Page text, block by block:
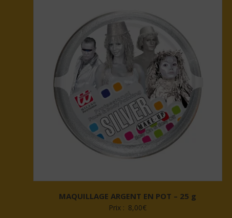
MAQUILLAGE ARGENT EN POT – 25 g
Prix : 8,00€